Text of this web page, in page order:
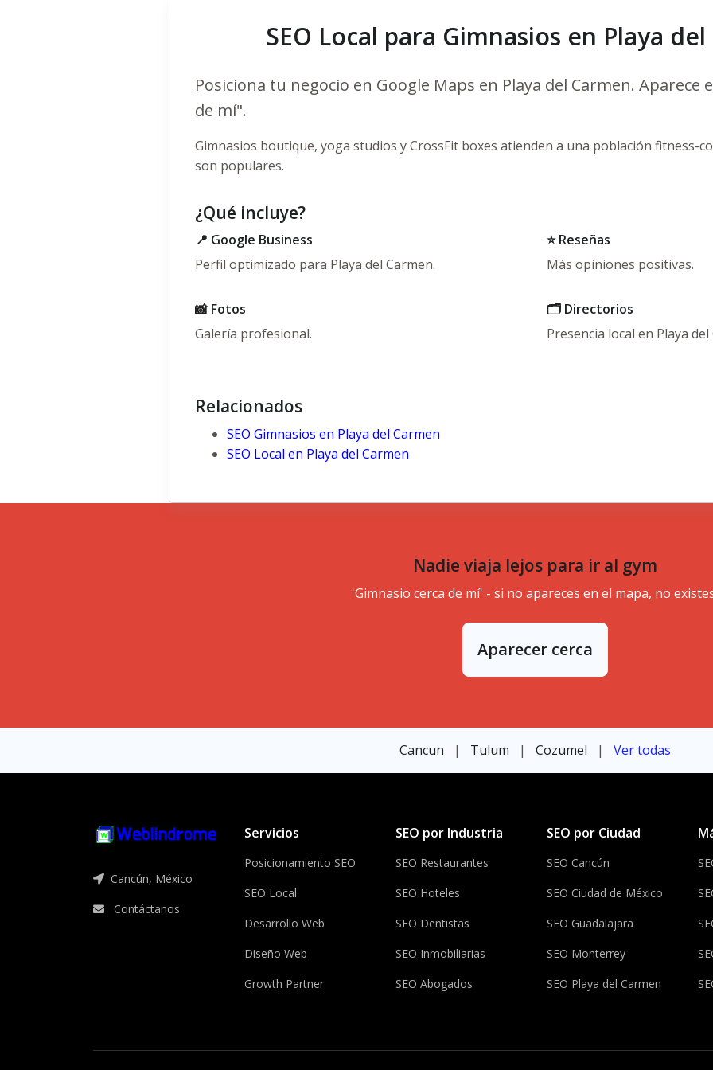
SEO Local para Gimnasios en Playa
Posiciona tu negocio en Google Maps en Playa del Carmen. Aparece
de mí".
Gimnasios boutique, yoga studios y CrossFit boxes atienden a una población fitness-
son populares.
¿Qué incluye?
📍 Google Business
Perfil optimizado para Playa del Carmen.
⭐ Reseñas
Más opiniones positivas.
📸 Fotos
Galería profesional.
🗂️ Directorios
Presencia local en Playa del
Relacionados
SEO Gimnasios en Playa del Carmen
SEO Local en Playa del Carmen
Nadie viaja lejos para ir al gym
'Gimnasio cerca de mí' - si no apareces en el mapa, no
Aparecer cerca
Cancun | Tulum | Cozumel | Ver todas
Cancún, México
Contáctanos
Servicios
Posicionamiento SEO
SEO Local
Desarrollo Web
Diseño Web
Growth Partner
SEO por Industria
SEO Restaurantes
SEO Hoteles
SEO Dentistas
SEO Inmobiliarias
SEO Abogados
SEO por Ciudad
SEO Cancún
SEO Ciudad de México
SEO Guadalajara
SEO Monterrey
SEO Playa del Carmen